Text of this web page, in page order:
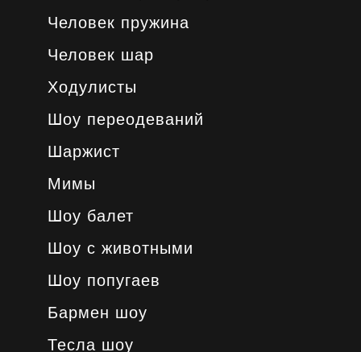
Человек пружина
Человек шар
Ходулисты
Шоу переодеваний
Шаржист
Мимы
Шоу балет
Шоу с животными
Шоу попугаев
Бармен шоу
Тесла шоу